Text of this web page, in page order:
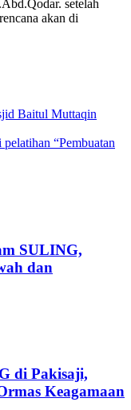
setelah
akan di
Baitul Muttaqin
“Pembuatan
SULING,
dan
di Pakisaji,
Keagamaan